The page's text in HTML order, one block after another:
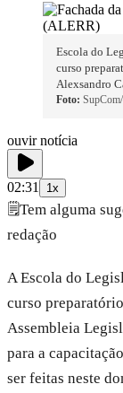
Escola do
curso
Alexsandro
Foto:
ouvir notícia
02:31 1x
🗒️Tem alguma
redação
A Escola do
curso
Assembleia
para a
ser feitas neste